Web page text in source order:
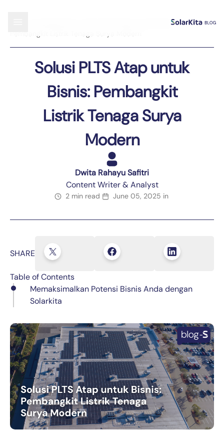
Solusi PLTS Atap untuk Bisnis:
Solusi PLTS Atap untuk
Bisnis: Pembangkit
Listrik Tenaga Surya
Modern
Dwita Rahayu Safitri
Content Writer & Analyst
2 min read June 05, 2025 in
SHARE
Table of Contents
Memaksimalkan Potensi Bisnis Anda dengan
Solarkita